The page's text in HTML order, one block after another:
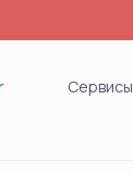
Сервисы